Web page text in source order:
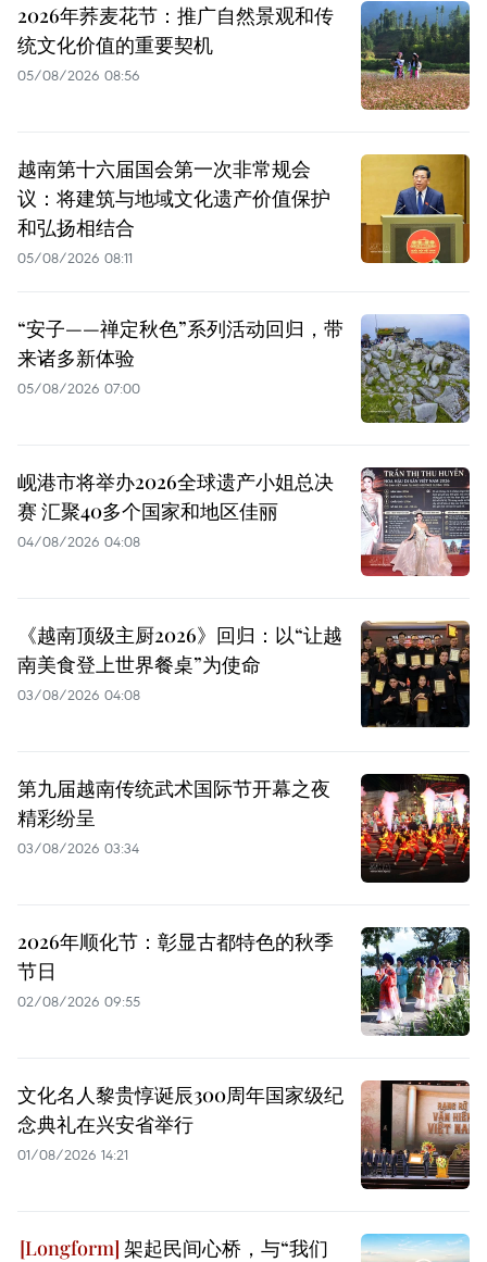
2026年荞麦花节：推广自然景观和传
统文化价值的重要契机
05/08/2026 08:56
越南第十六届国会第一次非常规会
议：将建筑与地域文化遗产价值保护
和弘扬相结合
05/08/2026 08:11
“安子——禅定秋色”系列活动回归，带
来诸多新体验
05/08/2026 07:00
岘港市将举办2026全球遗产小姐总决
赛 汇聚40多个国家和地区佳丽
04/08/2026 04:08
《越南顶级主厨2026》回归：以“让越
南美食登上世界餐桌”为使命
03/08/2026 04:08
第九届越南传统武术国际节开幕之夜
精彩纷呈
03/08/2026 03:34
2026年顺化节：彰显古都特色的秋季
节日
02/08/2026 09:55
文化名人黎贵惇诞辰300周年国家级纪
念典礼在兴安省举行
01/08/2026 14:21
架起民间心桥，与“我们